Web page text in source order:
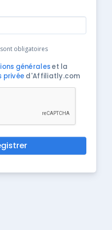
obligatoires
généraleset la
privée d'Affiliatly.com